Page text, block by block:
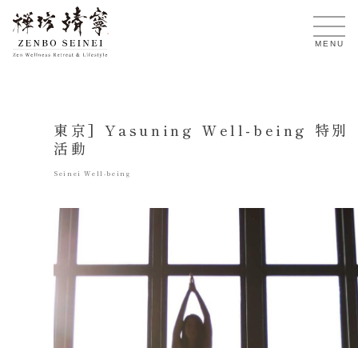
TW
MENU
東京] Yasuning Well-being 特別
活動
Seinei Well-being